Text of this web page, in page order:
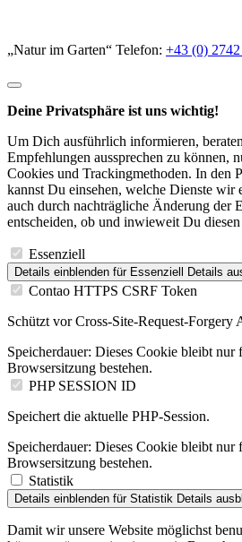
„Natur im Garten“ Telefon: +43 (0)
Deine Privatsphäre ist uns wichtig!
Um Dich ausführlich informieren,
Empfehlungen aussprechen zu können,
Cookies und Trackingmethoden. In den
kannst Du einsehen, welche Dienste wir
auch durch nachträgliche Änderung der
entscheiden, ob und inwieweit Du
Essenziell
Details einblenden für Essenziell Details
Contao HTTPS CSRF Token
Schützt vor Cross-Site-Request-Forgery
Speicherdauer: Dieses Cookie bleibt nur
Browsersitzung bestehen.
PHP SESSION ID
Speichert die aktuelle PHP-Session.
Speicherdauer: Dieses Cookie bleibt nur
Browsersitzung bestehen.
Statistik
Details einblenden für Statistik Details
Damit wir unsere Website möglichst